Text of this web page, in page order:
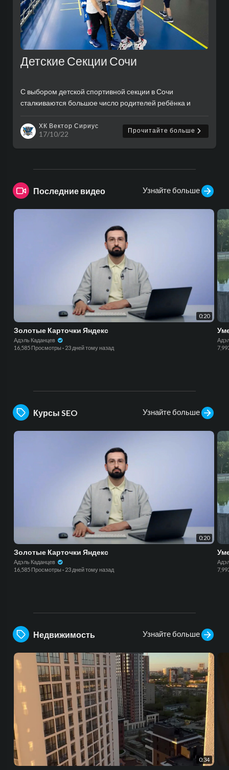
Детские Секции Сочи
С выбором детской спортивной секции в Сочи
сталкиваются большое число родителей ребёнка и
просто близкие люди. Осложняет его необходимость
согласования с всеми членами семьи и даже близкими ..
ХК Вектор Сириус
17/10/22 Прочитайте больше
Последние видео Узнайте больше
0:20
Золотые Карточки Яндекс
Адэль Каданцев
16,585 Просмотры · 23 дней тому назад
Курсы SEO Узнайте больше
0:20
Золотые Карточки Яндекс
Адэль Каданцев
16,585 Просмотры · 23 дней тому назад
Недвижимость Узнайте больше
0:34